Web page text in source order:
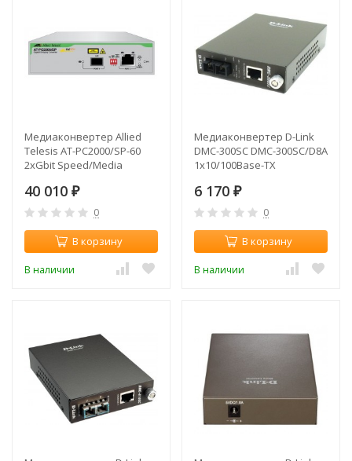
Медиаконвертер Allied
Telesis AT-PC2000/SP-60
2xGbit Speed/Media
1000X(SFP)
40 010 ₽
0
В корзину
В наличии
Медиаконвертер D-Link
DMC-300SC DMC-300SC/D8A
1x10/100Base-TX
2km
6 170 ₽
0
В корзину
В наличии